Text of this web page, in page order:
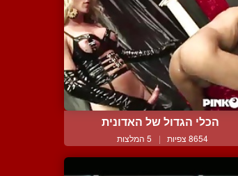
הכלי הגדול של האדונית
8654 צפיות | 5 המלצות